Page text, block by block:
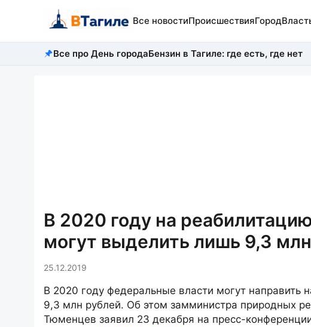
Все новостиПроисшествияГород
Все про День городаБензин в Тагиле: где есть, где нет
В 2020 году на
могут выделить лишь 9,3
25.12.2019
В 2020 году федеральные власти могут направить
9,3 млн рублей. Об этом замминистра природных
Тюменцев заявил 23 декабря на пресс-